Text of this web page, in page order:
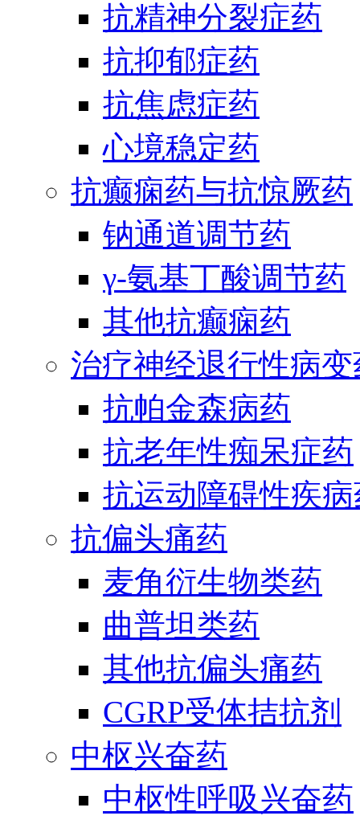
抗精神分裂症药
抗抑郁症药
抗焦虑症药
心境稳定药
抗癫痫药与抗惊厥药
钠通道调节药
γ-氨基丁酸调节药
其他抗癫痫药
治疗神经退行性病
抗帕金森病药
抗老年性痴呆症药
抗运动障碍性疾
抗偏头痛药
麦角衍生物类药
曲普坦类药
其他抗偏头痛药
CGRP受体拮抗剂
中枢兴奋药
中枢性呼吸兴奋药